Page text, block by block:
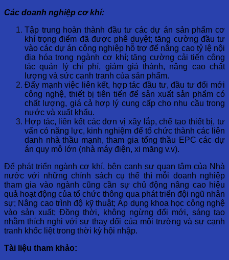
Các doanh nghiệp cơ khí:
Tập trung hoàn thành đầu tư các dự án sản phẩm cơ
khí trọng điểm đã được phê duyệt; tăng cường đầu tư
vào các dự án công nghiệp hỗ trợ để nâng cao tỷ lệ nội
địa hóa trong ngành cơ khí; tăng cường cải tiến công
tác quản lý chi phí, giảm giá thành, nâng cao chất
lượng và sức cạnh tranh của sản phẩm.
Đẩy mạnh việc liên kết, hợp tác đầu tư, đầu tư đổi mới
công nghệ, thiết bị tiên tiến để sản xuất sản phẩm có
chất lượng, giá cả hợp lý cung cấp cho nhu cầu trong
nước và xuất khẩu.
Hợp tác, liên kết các đơn vị xây lắp, chế tạo thiết bị, tư
vấn có năng lực, kinh nghiệm để tổ chức thành các liên
danh nhà thầu mạnh, tham gia tổng thầu EPC các dự
án quy mô lớn (nhà máy điện, xi măng v.v).
Để phát triển ngành cơ khí, bên cạnh sự quan tâm của Nhà
nước với những chính sách cụ thể thì mỗi doanh nghiệp
tham gia vào ngành cũng cần sự chủ động nâng cao hiệu
quả hoạt động của tổ chức thông qua phát triển đội ngũ nhân
sự; Nâng cao trình độ kỹ thuật; Áp dụng khoa học công nghệ
vào sản xuất; Đồng thời, không ngừng đổi mới, sáng tạo
nhằm thích nghi với sự thay đổi của môi trường và sự cạnh
tranh khốc liệt trong thời kỳ hội nhập.
Tài liệu tham khảo: